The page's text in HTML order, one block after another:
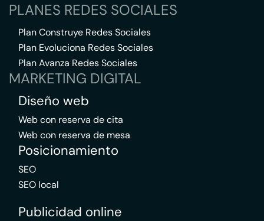
PLANES REDES SOCIALES
Plan Construye Redes Sociales
Plan Evoluciona Redes Sociales
Plan Avanza Redes Sociales
MARKETING DIGITAL
Diseño web
Web con reserva de cita
Web con reserva de mesa
Posicionamiento
SEO
SEO local
Publicidad online